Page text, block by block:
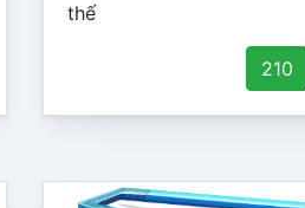
thế
210